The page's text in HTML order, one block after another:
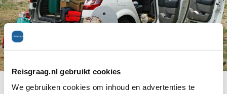
Reisgraag.nl gebruikt cookies
We gebruiken cookies om inhoud en advertenties te